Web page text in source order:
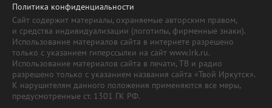
Политика конфиденциальности
Сайт содержит материалы, охраняемые авторским правом,
и средства индивидуализации (логотипы, фирменные знаки).
Использование материалов сайта в интернете разрешено
только с указанием гиперссылки на сайт www.irk.ru.
Использование материалов сайта в печати, ТВ и радио
разрешено только с указанием названия сайта «Твой Иркутск».
К нарушителям данного положения применяются все меры,
предусмотренные ст. 1301 ГК РФ.